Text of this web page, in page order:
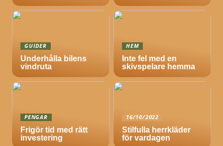
GUIDER
Underhålla bilens
vindruta
HEM
Inte fel med en
skivspelare hemma
PENGAR
Frigör tid med rätt
investering
16/10/2022
Stilfulla herrkläder
för vardagen